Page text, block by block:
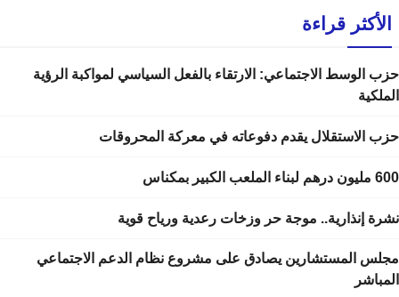
الأكثر قراءة
حزب الوسط الاجتماعي: الارتقاء بالفعل السياسي لمواكبة الرؤية
الملكية
حزب الاستقلال يقدم دفوعاته في معركة المحروقات
600 مليون درهم لبناء الملعب الكبير بمكناس
نشرة إنذارية.. موجة حر وزخات رعدية ورياح قوية
مجلس المستشارين يصادق على مشروع نظام الدعم الاجتماعي
المباشر